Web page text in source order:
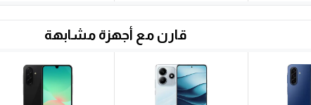
قارن مع أجهزة مشابهة